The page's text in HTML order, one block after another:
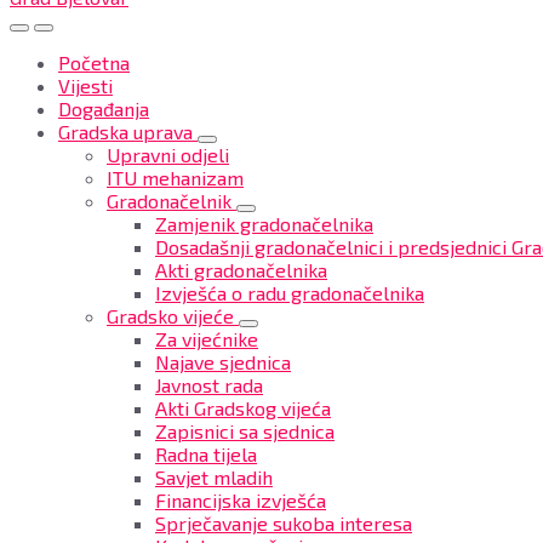
Početna
Vijesti
Događanja
Gradska uprava
Upravni odjeli
ITU mehanizam
Gradonačelnik
Zamjenik gradonačelnika
Dosadašnji gradonačelnici i predsjednici
Akti gradonačelnika
Izvješća o radu gradonačelnika
Gradsko vijeće
Za vijećnike
Najave sjednica
Javnost rada
Akti Gradskog vijeća
Zapisnici sa sjednica
Radna tijela
Savjet mladih
Financijska izvješća
Sprječavanje sukoba interesa